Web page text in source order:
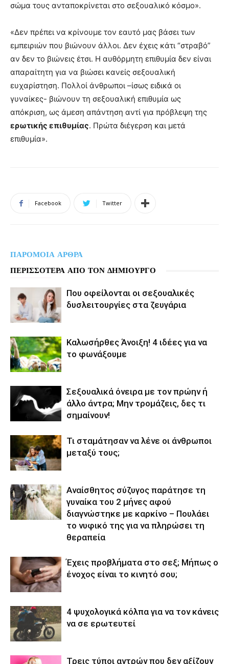
σώμα τους ανταποκρίνεται στο σεξουαλικό κόσμο».
«Δεν πρέπει να κρίνουμε τον εαυτό μας βάσει των
εμπειριών που βιώνουν άλλοι. Δεν έχεις κάτι “στραβό”
αν δεν το βιώνεις έτσι. Η αυθόρμητη επιθυμία δεν είναι
απαραίτητη για να βιώσει κανείς σεξουαλική
ευχαρίστηση. Πολλοί άνθρωποι –ίσως ειδικά οι
γυναίκες- βιώνουν τη σεξουαλική επιθυμία ως
απόκριση, ως άμεση απάντηση αντί για πρόβλεψη της
ερωτικής επιθυμίας. Πρώτα διέγερση και μετά
επιθυμία».
Facebook Twitter
ΠΑΡΟΜΟΙΑ ΑΡΘΡΑ
ΠΕΡΙΣΣΟΤΕΡΑ ΑΠΟ ΤΟΝ ΔΗΜΙΟΥΡΓΟ
Που οφείλονται οι σεξουαλικές
δυσλειτουργίες στα ζευγάρια
Καλωσήρθες Άνοιξη! 4 ιδέες για να
το φωνάξουμε
Σεξουαλικά όνειρα με τον πρώην ή
άλλο άντρα; Μην τρομάζεις, δες τι
σημαίνουν!
Τι σταμάτησαν να λένε οι άνθρωποι
μεταξύ τους;
Αναίσθητος σύζυγος παράτησε τη
γυναίκα του 2 μήνες αφού
διαγνώστηκε με καρκίνο – Πουλάει
το νυφικό της για να πληρώσει τη
θεραπεία
Έχεις προβλήματα στο σεξ; Μήπως ο
ένοχος είναι το κινητό σου;
4 ψυχολογικά κόλπα για να τον κάνεις
να σε ερωτευτεί
Τρεις τύποι αντρών που δεν αξίζουν